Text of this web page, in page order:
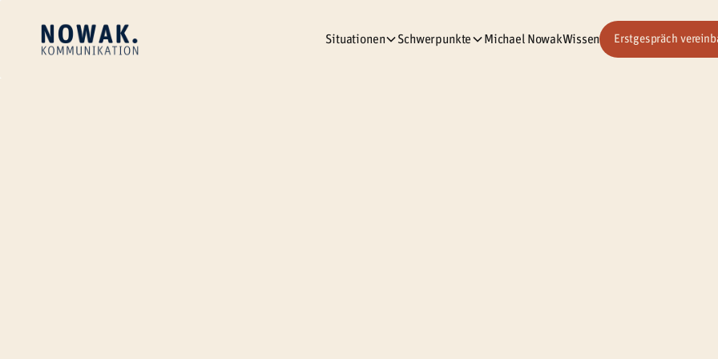
Situationen
Schwerpunkte Michael NowakWissen Erstgespräch